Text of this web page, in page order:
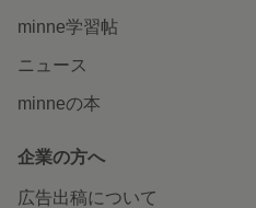
minne学習帖
ニュース
minneの本
企業の方へ
広告出稿について